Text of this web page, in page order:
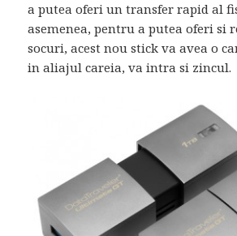
a putea oferi un transfer rapid al
asemenea, pentru a putea oferi si
socuri, acest nou stick va avea o
in aliajul careia, va intra si zincul.